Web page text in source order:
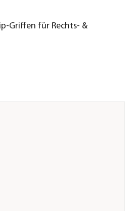
Griffen für Rechts- &